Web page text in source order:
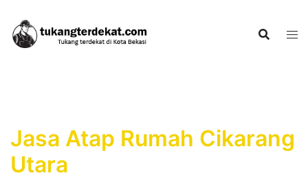
content
Jasa Atap Rumah Cikarang
Utara